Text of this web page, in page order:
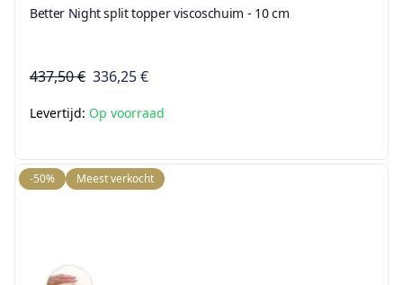
Better Night split topper viscoschuim - 10 cm
437,50 € 336,25 €
Levertijd: Op voorraad
-50% Meest verkocht